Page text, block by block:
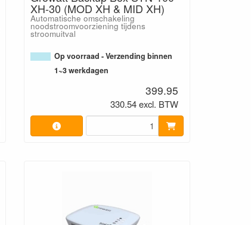
XH-30 (MOD XH & MID XH)
Automatische omschakeling
noodstroomvoorziening tijdens
stroomuitval
Op voorraad - Verzending binnen
1~3 werkdagen
399.95
330.54 excl. BTW